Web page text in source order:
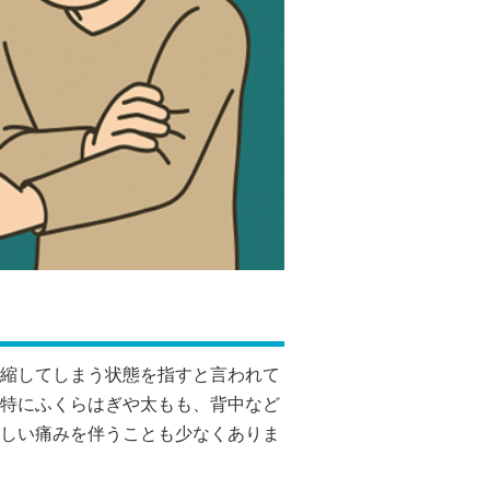
してしまう状態を指すと言われて
にふくらはぎや太もも、背中など
い痛みを伴うことも少なくありま